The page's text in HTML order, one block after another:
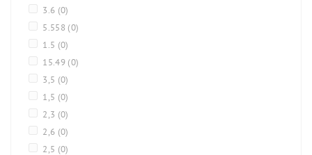
3.6 (0)
5.558 (0)
1.5 (0)
15.49 (0)
3,5 (0)
1,5 (0)
2,3 (0)
2,6 (0)
2,5 (0)